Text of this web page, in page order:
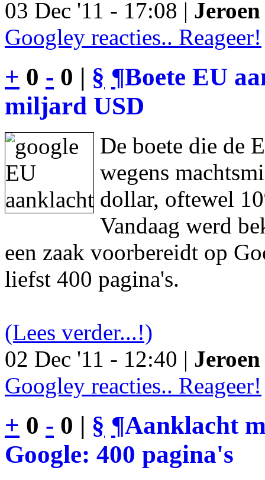
03 Dec '11 - 17:08 |
Googley reacties.. Reageer!
+ 0 - 0 | § ¶Boete EU
miljard USD
De boete die de
wegens
dollar, oftewel
Vandaag werd
een zaak voorbereidt op
liefst 400 pagina's.
(Lees verder...!)
02 Dec '11 - 12:40 |
Googley reacties.. Reageer!
+ 0 - 0 | § ¶Aanklacht
Google: 400 pagina's